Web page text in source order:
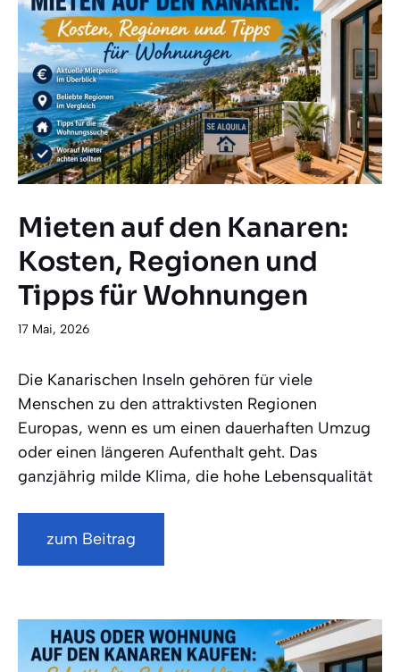
Mieten auf den Kanaren:
Kosten, Regionen und
Tipps für Wohnungen
17 Mai, 2026
Die Kanarischen Inseln gehören für viele
Menschen zu den attraktivsten Regionen
Europas, wenn es um einen dauerhaften Umzug
oder einen längeren Aufenthalt geht. Das
ganzjährig milde Klima, die hohe Lebensqualität
zum Beitrag